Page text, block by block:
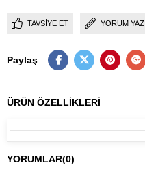
TAVSIYE ET YORUM YAZ
Paylaş
ÜRÜN ÖZELLIKLERI
YORUMLAR(0)